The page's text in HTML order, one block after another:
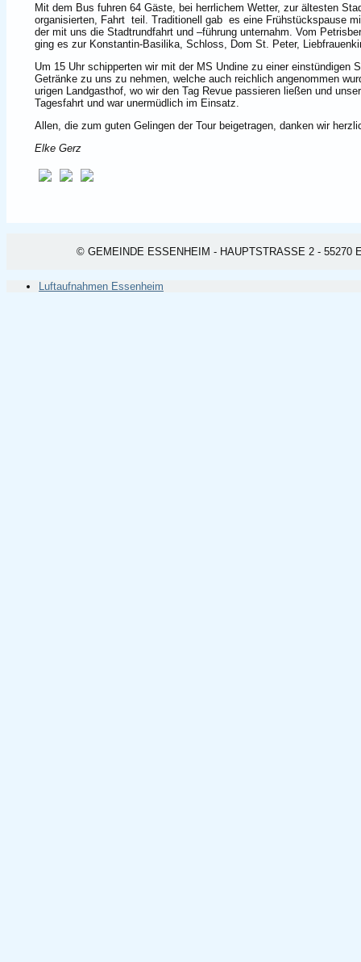
Mit dem Bus fuhren 64 Gäste, bei herrlichem Wetter, zur ältesten
organisierten, Fahrt teil. Traditionell gab es eine Frühstückspause
der mit uns die Stadtrundfahrt und –führung unternahm. Vom
ging es zur Konstantin-Basilika, Schloss, Dom St. Peter,
Um 15 Uhr schipperten wir mit der MS Undine zu einer
Getränke zu uns zu nehmen, welche auch reichlich angenommen
urigen Landgasthof, wo wir den Tag Revue passieren ließen und
Tagesfahrt und war unermüdlich im Einsatz.
Allen, die zum guten Gelingen der Tour beigetragen, danken wir
Elke Gerz
© GEMEINDE ESSENHEIM - HAUPTSTRASSE 2 - 55270
Luftaufnahmen Essenheim